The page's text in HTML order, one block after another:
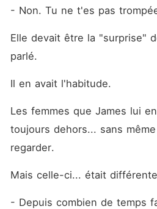
- Non. Tu ne t'es pas
Elle devait être la "surprise"
parlé.
Il en avait l'habitude.
Les femmes que James lui
toujours dehors... sans
regarder.
Mais celle-ci... était
- Depuis combien de temps